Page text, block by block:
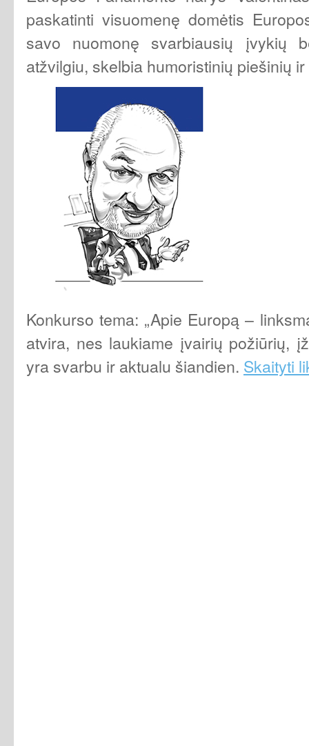
paskatinti visuomenę domėtis
savo nuomonę svarbiausių įvykių
atžvilgiu, skelbia humoristinių piešinių
Konkurso tema: „Apie Europą –
atvira, nes laukiame įvairių požiūrių,
yra svarbu ir aktualu šiandien. Skaityti